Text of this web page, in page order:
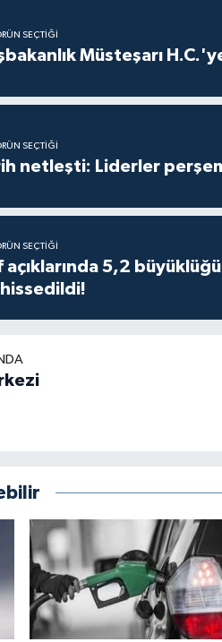
SEÇTIĞI
Müsteşarı
SEÇTIĞI
netleşti: Liderler
SEÇTIĞI
açıklarında 5,2